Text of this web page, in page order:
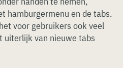
hamburgermenu en de tabs.
voor gebruikers ook veel
uiterlijk van nieuwe tabs